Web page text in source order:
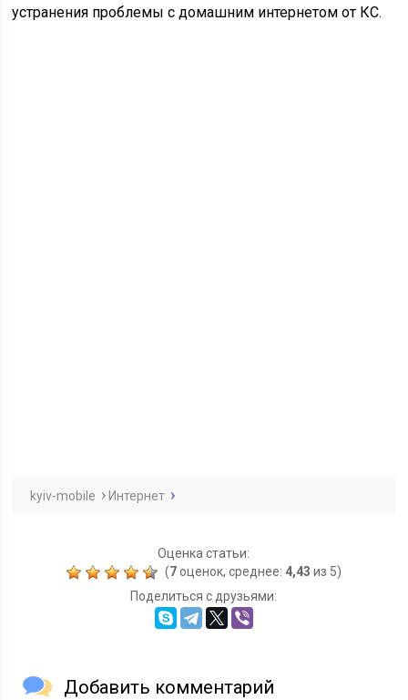
устранения проблемы с домашним интернетом от КС.
kyiv-mobile Интернет
Оценка статьи:
(7оценок, среднее: 4,43 из 5)
Поделиться с друзьями:
Добавить комментарий